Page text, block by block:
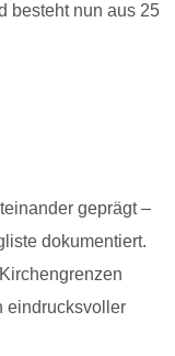
besteht nun aus 25
geprägt –
dokumentiert.
eindrucksvoller